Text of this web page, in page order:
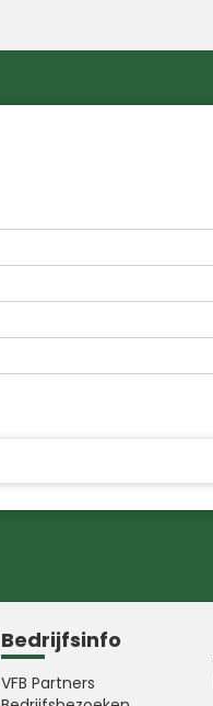
Bedrijfsinfo
VFB Partners